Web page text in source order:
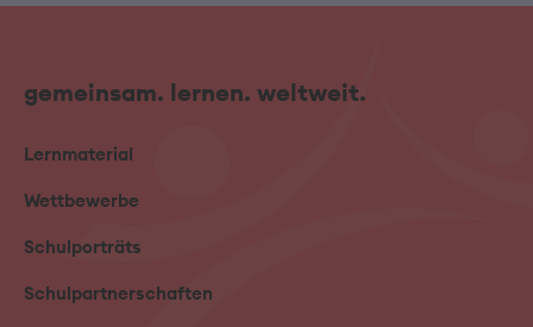
gemeinsam. lernen. weltweit.
Lernmaterial
Wettbewerbe
Schulporträts
Schulpartnerschaften